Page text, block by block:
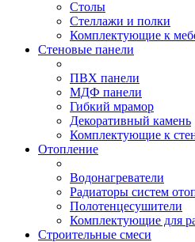
Столы
Стеллажи и полки
Комплектующие к
Стеновые панели
ПВХ панели
МДФ панели
Гибкий мрамор
Декоративный камень
Комплектующие к
Отопление
Водонагреватели
Радиаторы систем
Полотенцесушители
Комплектующие для
Строительные смеси